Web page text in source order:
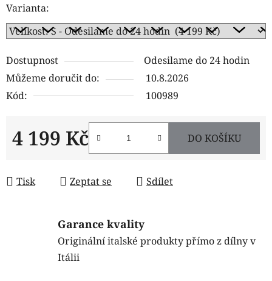
Varianta:
Dostupnost
Odesilame do 24 hodin
Můžeme doručit do:
10.8.2026
Kód:
100989
4 199 Kč DO KOŠÍKU
Tisk Zeptat se Sdílet
Garance kvality
Originální italské produkty přímo z dílny v
Itálii